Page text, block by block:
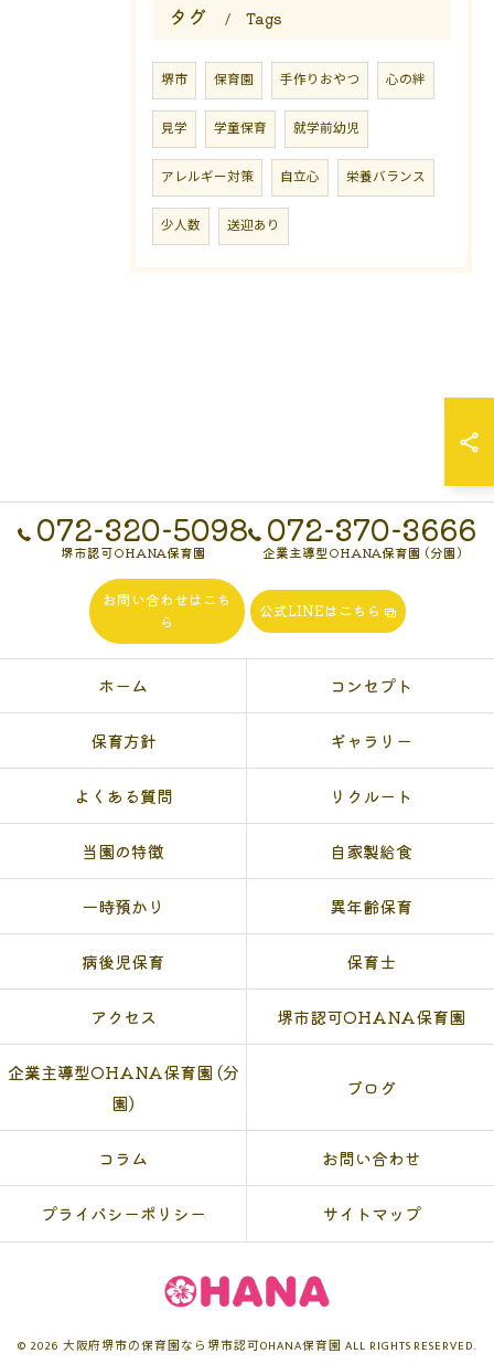
タグ Tags
堺市 保育園 手作りおやつ 心の絆
見学 学童保育 就学前幼児
アレルギー対策 自立心 栄養バランス
少人数 送迎あり
072-320-5098
堺市認可OHANA保育園
072-370-3666
企業主導型OHANA保育園 (分園)
お問い合わせはこち
ら
公式LINEはこちら
ホーム コンセプト
保育方針 ギャラリー
よくある質問 リクルート
当園の特徴 自家製給食
一時預かり 異年齢保育
病後児保育 保育士
アクセス 堺市認可OHANA保育園
企業主導型OHANA保育園 (分
園)
ブログ
コラム お問い合わせ
プライバシーポリシー サイトマップ
© 2026 大阪府堺市の保育園なら堺市認可OHANA保育園 ALL RIGHTS RESERVED.